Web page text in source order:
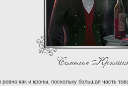
как и кроны, поскольку большая часть